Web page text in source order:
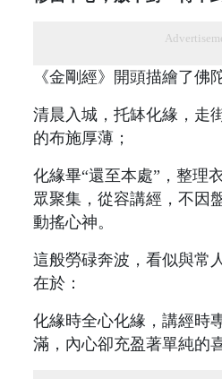
《金剛經》開頭描繪了佛
清晨入城，托缽化緣，走
的布施厚薄；
化緣畢“還至本處”，整理
眾聚集，從容講經，不因
動搖心神。
這般勞碌奔波，看似與常
在於：
化緣時全心化緣，講經時
滿，內心卻充盈著單純的